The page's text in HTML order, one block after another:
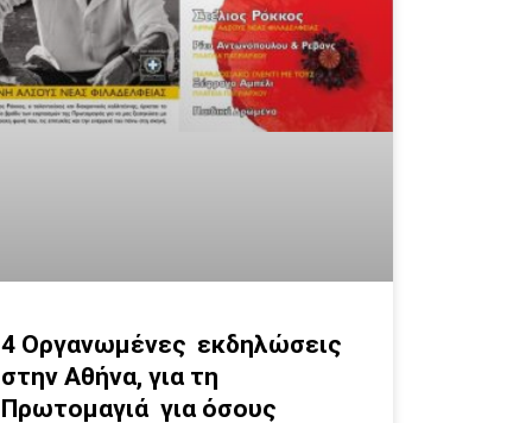
4 Οργανωμένες εκδηλώσεις
στην Αθήνα, για τη
Πρωτομαγιά για όσους